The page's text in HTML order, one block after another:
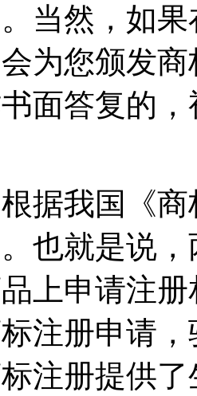
当然，如
为您颁发
面答复的
据我国《
也就是说
上申请注
注册申请
注册提供